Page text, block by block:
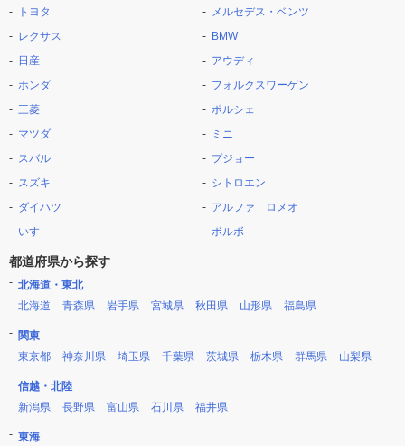
トヨタ
レクサス
日産
ホンダ
三菱
マツダ
スバル
スズキ
ダイハツ
いすゞ
メルセデス・ベンツ
BMW
アウディ
フォルクスワーゲン
ポルシェ
ミニ
プジョー
シトロエン
アルファ ロメオ
ボルボ
都道府県から探す
北海道・東北
北海道
青森県 岩手県 宮城県 秋田県 山形県 福島県
関東
東京都
神奈川県 埼玉県 千葉県 茨城県 栃木県 群馬県 山梨県
信越・北陸
新潟県
長野県 富山県 石川県 福井県
東海